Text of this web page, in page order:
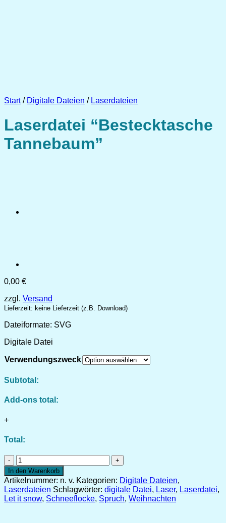
Start / Digitale Dateien / Laserdateien
Laserdatei “Bestecktasche
Tannebaum”
0,00 €
zzgl. Versand
Lieferzeit: keine Lieferzeit (z.B. Download)
Dateiformate: SVG
Digitale Datei
Verwendungszweck
Subtotal:
Add-ons total:
+
Total:
Laserdatei
"Bestecktasche
Tannebaum"
[Digital]
Menge
In den Warenkorb
Artikelnummer: n. v. Kategorien: Digitale Dateien,
Laserdateien Schlagwörter: digitale Datei, Laser, Laserdatei,
Let it snow, Schneeflocke, Spruch, Weihnachten